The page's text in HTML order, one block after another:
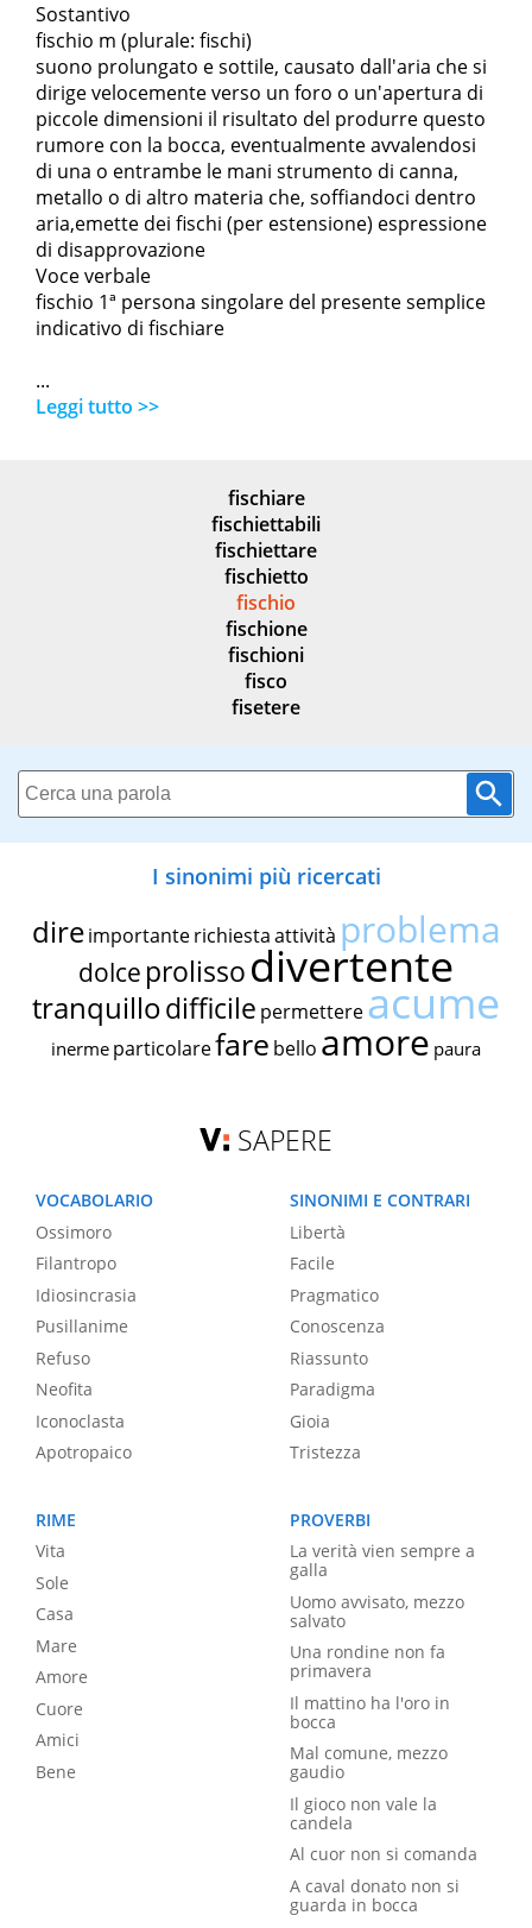
Sostantivo
fischio m (plurale: fischi)
suono prolungato e sottile, causato dall'aria che si
dirige velocemente verso un foro o un'apertura di
piccole dimensioni il risultato del produrre questo
rumore con la bocca, eventualmente avvalendosi
di una o entrambe le mani strumento di canna,
metallo o di altro materia che, soffiandoci dentro
aria,emette dei fischi (per estensione) espressione
di disapprovazione
Voce verbale
fischio 1ª persona singolare del presente semplice
indicativo di fischiare
...
Leggi tutto >>
fischiare
fischiettabili
fischiettare
fischietto
fischio
fischione
fischioni
fisco
fisetere
I sinonimi più ricercati
dire importante richiestaattività problema
dolce prolissodivertente
tranquillodifficile permettereacume
inerme particolarefare bello amore paura
SAPERE
VOCABOLARIO
Ossimoro
Filantropo
Idiosincrasia
Pusillanime
Refuso
Neofita
Iconoclasta
Apotropaico
SINONIMI E CONTRARI
Libertà
Facile
Pragmatico
Conoscenza
Riassunto
Paradigma
Gioia
Tristezza
RIME
Vita
Sole
Casa
Mare
Amore
Cuore
Amici
Bene
PROVERBI
La verità vien sempre a
galla
Uomo avvisato, mezzo
salvato
Una rondine non fa
primavera
Il mattino ha l'oro in
bocca
Mal comune, mezzo
gaudio
Il gioco non vale la
candela
Al cuor non si comanda
A caval donato non si
guarda in bocca